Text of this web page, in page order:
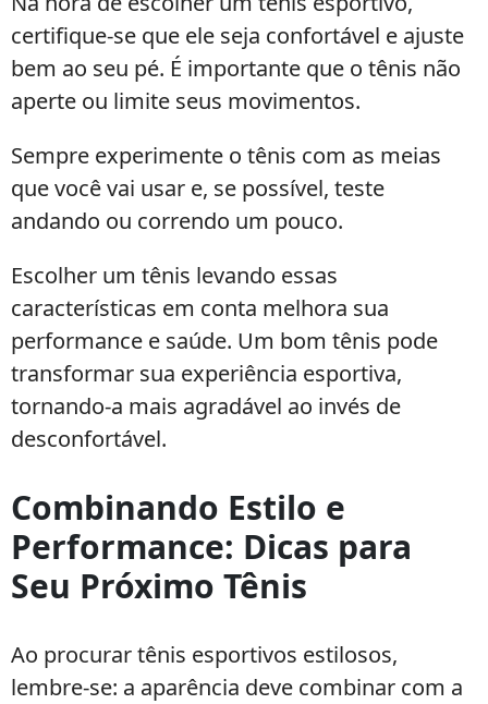
certifique-se que ele seja confortável e ajuste
bem ao seu pé. É importante que o tênis não
aperte ou limite seus movimentos.
Sempre experimente o tênis com as meias
que você vai usar e, se possível, teste
andando ou correndo um pouco.
Escolher um tênis levando essas
características em conta melhora sua
performance e saúde. Um bom tênis pode
transformar sua experiência esportiva,
tornando-a mais agradável ao invés de
desconfortável.
Combinando Estilo e
Performance: Dicas para
Seu Próximo Tênis
Ao procurar tênis esportivos estilosos,
lembre-se: a aparência deve combinar com a